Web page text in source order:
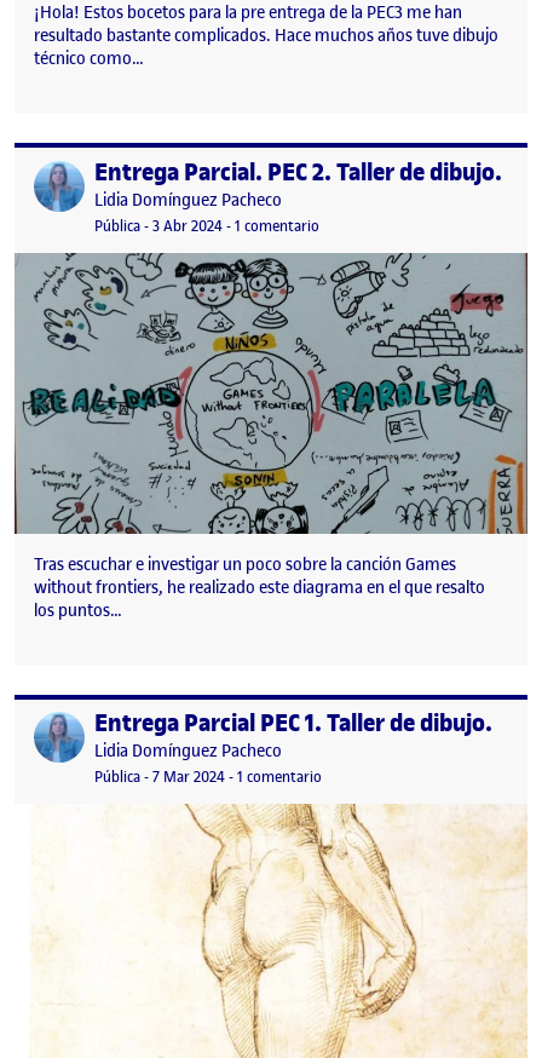
¡Hola! Estos bocetos para la pre entrega de la PEC3 me han
resultado bastante complicados. Hace muchos años tuve dibujo
técnico como…
Publicado porEntrega Parcial. PEC 2. Taller de dibujo.
Publicado por
Lidia Domínguez Pacheco
Visibilidad:
Pública-Fecha de publicación
3 Abr 2024-1 comentario
Tras escuchar e investigar un poco sobre la canción Games
without frontiers, he realizado este diagrama en el que resalto
los puntos…
Publicado porEntrega Parcial PEC 1. Taller de dibujo.
Publicado por
Lidia Domínguez Pacheco
Visibilidad:
Pública-Fecha de publicación
7 Mar 2024-1 comentario